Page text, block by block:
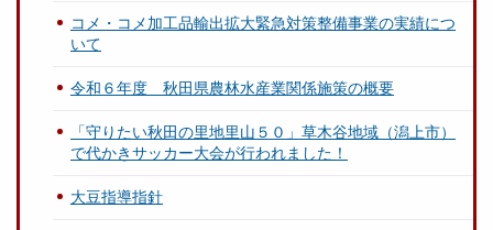
コメ・コメ加工品輸出拡大緊急対策整備事業の実績につ
いて
令和６年度 秋田県農林水産業関係施策の概要
「守りたい秋田の里地里山５０」草木谷地域（潟上市）
で代かきサッカー大会が行われました！
大豆指導指針